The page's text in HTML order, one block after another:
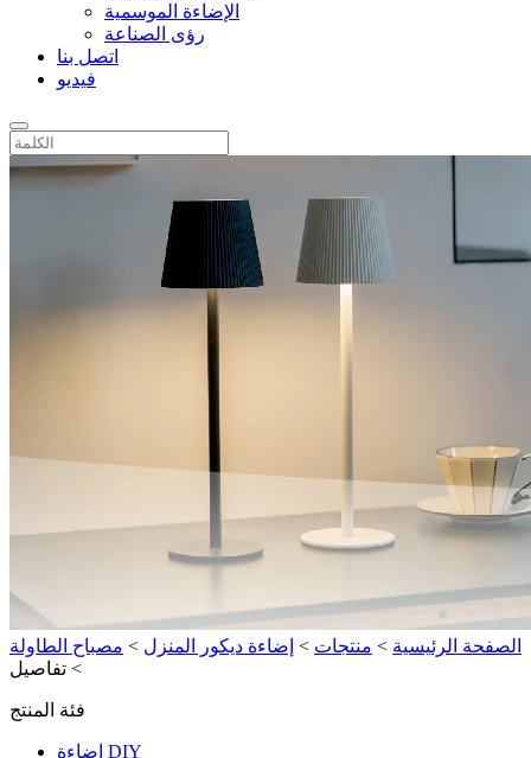
الإضاءة الموسمية
رؤى الصناعة
اتصل بنا
فيديو
الصفحة الرئيسية > منتجات > إضاءة ديكور المنزل > مصباح الطاولة
> تفاصيل
فئة المنتج
إضاءة DIY